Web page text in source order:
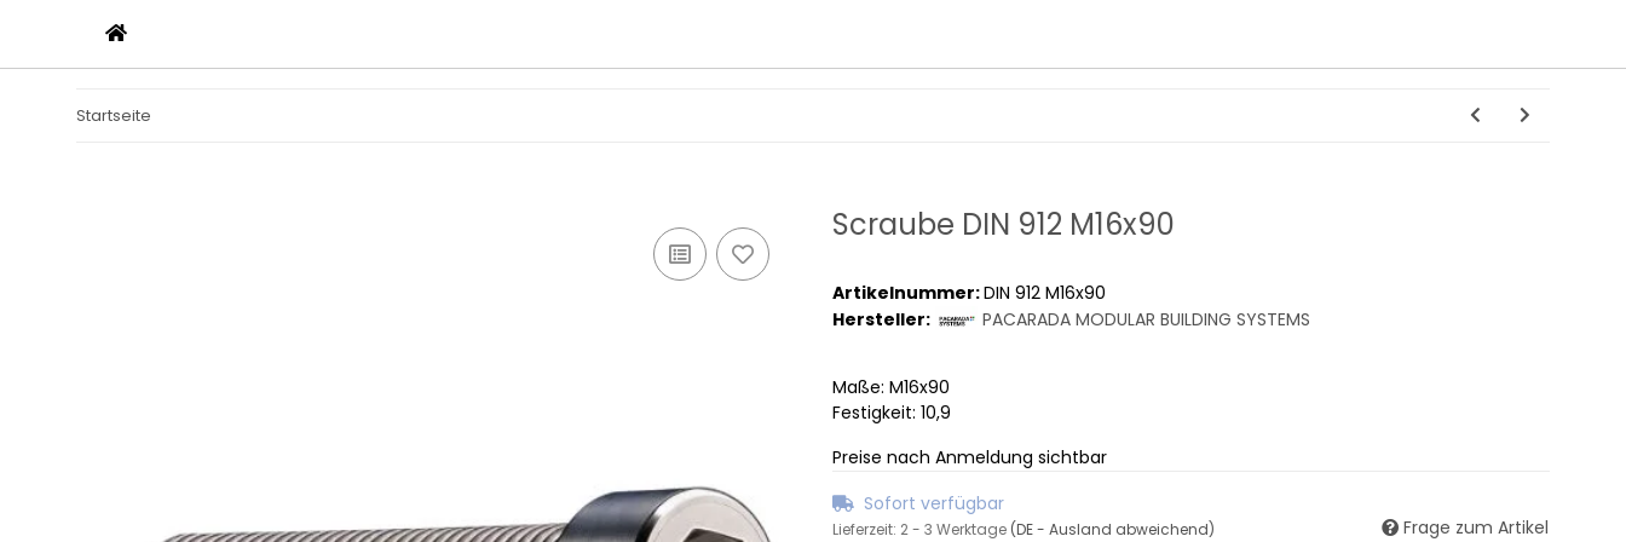
Startseite
Scraube DIN 912 M16x90
Artikelnummer:DIN 912 M16x90
Hersteller:
PACARADA MODULAR BUILDING SYSTEMS
Maße: M16x90
Festigkeit: 10,9
Preise nach Anmeldung sichtbar
Sofort verfügbar
Lieferzeit: 2 - 3 Werktage (DE - Ausland abweichend) Frage zum Artikel